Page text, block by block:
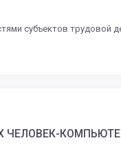
субъектов трудовой
ЧЕЛОВЕК-